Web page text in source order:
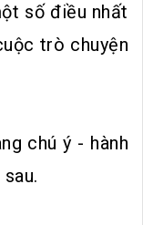
số điều nhất
trò chuyện
chú ý - hành